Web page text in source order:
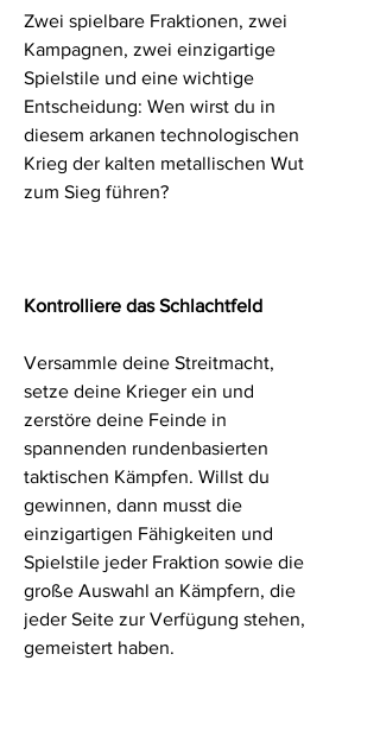
Zwei spielbare Fraktionen, zwei
Kampagnen, zwei einzigartige
Spielstile und eine wichtige
Entscheidung: Wen wirst du in
diesem arkanen technologischen
Krieg der kalten metallischen Wut
zum Sieg führen?
Kontrolliere das Schlachtfeld
Versammle deine Streitmacht,
setze deine Krieger ein und
zerstöre deine Feinde in
spannenden rundenbasierten
taktischen Kämpfen. Willst du
gewinnen, dann musst die
einzigartigen Fähigkeiten und
Spielstile jeder Fraktion sowie die
große Auswahl an Kämpfern, die
jeder Seite zur Verfügung stehen,
gemeistert haben.